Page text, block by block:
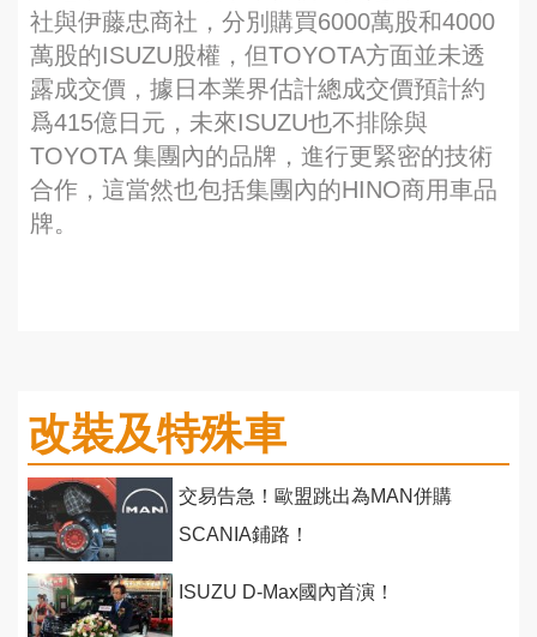
社與伊藤忠商社，分別購買6000萬股和4000
萬股的ISUZU股權，但TOYOTA方面並未透
露成交價，據日本業界估計總成交價預計約
爲415億日元，未來ISUZU也不排除與
TOYOTA 集團內的品牌，進行更緊密的技術
合作，這當然也包括集團內的HINO商用車品
牌。
改裝及特殊車
交易告急！歐盟跳出為MAN併購
SCANIA鋪路！
ISUZU D-Max國內首演！